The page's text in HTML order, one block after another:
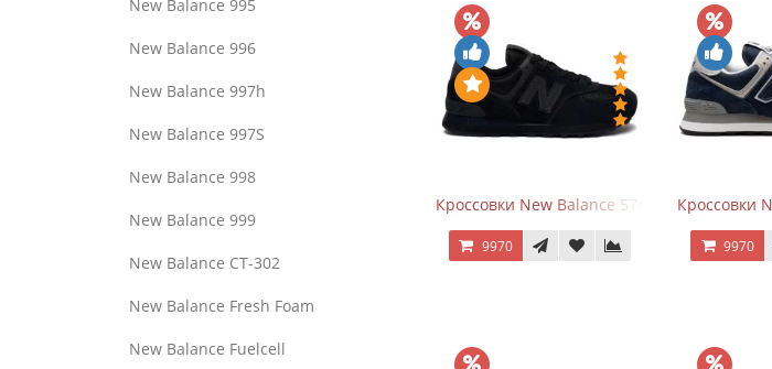
New Balance 995
New Balance 996
New Balance 997h
New Balance 997S
New Balance 998
New Balance 999
New Balance CT-302
New Balance Fresh Foam
New Balance Fuelcell
Кроссовки New Balance 574 All Black
9970
Кроссовки
9970